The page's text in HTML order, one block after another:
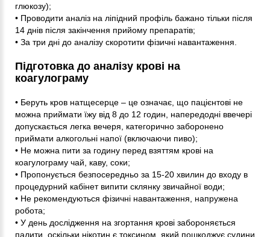
глюкозу);
• Проводити аналіз на ліпідний профіль бажано тільки після
14 днів після закінчення прийому препаратів;
• За три дні до аналізу скоротити фізичні навантаження.
Підготовка до аналізу крові на
коагулограму
• Беруть кров натщесерце – це означає, що пацієнтові не
можна приймати їжу від 8 до 12 годин, напередодні ввечері
допускається легка вечеря, категорично заборонено
приймати алкогольні напої (включаючи пиво);
• Не можна пити за годину перед взяттям крові на
коагулограму чай, каву, соки;
• Пропонується безпосередньо за 15-20 хвилин до входу в
процедурний кабінет випити склянку звичайної води;
• Не рекомендуються фізичні навантаження, напружена
робота;
• У день дослідження на згортання крові забороняється
палити, оскільки нікотин є токсином, який пошкоджує судини